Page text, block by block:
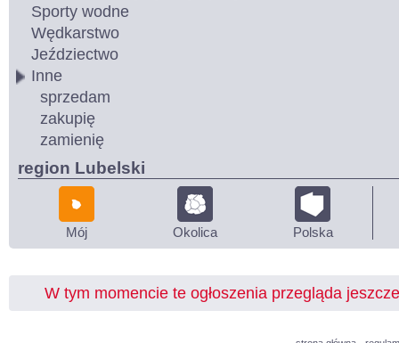
Sporty wodne
Wędkarstwo
Jeździectwo
Inne
sprzedam
zakupię
zamienię
region Lubelski
Mój Okolica Polska
W tym momencie te ogłoszenia przegląda